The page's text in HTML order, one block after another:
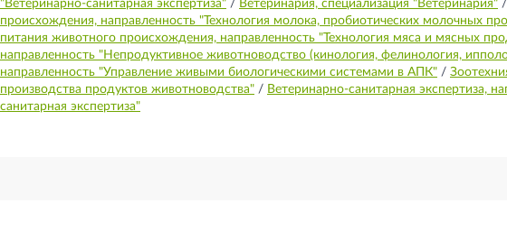
"Ветеринарно-санитарная экспертиза" / Ветеринария, специализация "Ветеринария" /
происхождения, направленность "Технология молока, пробиотических молочных
питания животного происхождения, направленность "Технология мяса и мясных
направленность "Непродуктивное животноводство (кинология, фелинология,
направленность "Управление живыми биологическими системами в АПК" /
производства продуктов животноводства" / Ветеринарно-санитарная экспертиза,
санитарная экспертиза"